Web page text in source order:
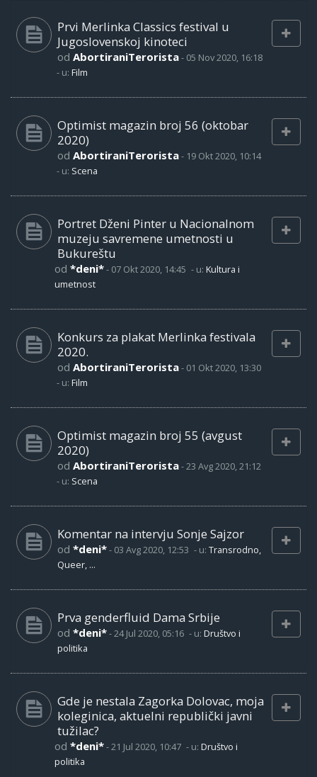
Prvi Merlinka Classics festival u
Jugoslovenskoj kinoteci
od AbortiraniTerorista- 05 Nov 2020, 16:18
- u: Film
Optimist magazin broj 56 (oktobar
2020)
od AbortiraniTerorista- 19 Okt 2020, 10:14
- u: Scena
Portret Dženi Pinter u Nacionalnom
muzeju savremene umetnosti u
Bukureštu
od *deni*- 07 Okt 2020, 14:45 - u: Kultura i
umetnost
Konkurs za plakat Merlinka festivala
2020.
od AbortiraniTerorista- 01 Okt 2020, 13:30
- u: Film
Optimist magazin broj 55 (avgust
2020)
od AbortiraniTerorista-23 Avg 2020, 21:12
- u: Scena
Komentar na intervju Sonje Sajzor
od *deni*- 03 Avg 2020, 12:53 - u: Transrodno,
Queer, ...
Prva genderfluid Dama Srbije
od *deni*-24 Jul 2020, 05:16 - u: Društvo i
politika
Gde je nestala Zagorka Dolovac, moja
koleginica, aktuelni republički javni
tužilac?
od *deni*-21 Jul 2020, 10:47 - u: Društvo i
politika